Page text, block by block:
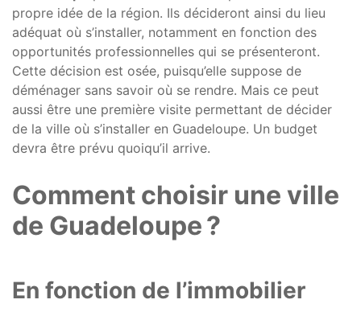
propre idée de la région. Ils décideront ainsi du lieu
adéquat où s’installer, notamment en fonction des
opportunités professionnelles qui se présenteront.
Cette décision est osée, puisqu’elle suppose de
déménager sans savoir où se rendre. Mais ce peut
aussi être une première visite permettant de décider
de la ville où s’installer en Guadeloupe. Un budget
devra être prévu quoiqu’il arrive.
Comment choisir une ville
de Guadeloupe ?
En fonction de l’immobilier